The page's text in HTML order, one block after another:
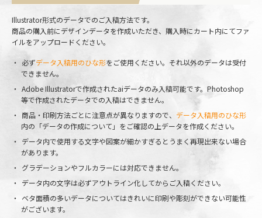
Illustrator形式のデータでのご入稿方法です。
商品の購入前にデザインデータを作成いただき、購入時にカート内にてファ
イルをアップロードください。
必ずデータ入稿用のひな形をご使用ください。それ以外のデータは受付
できません。
Adobe Illustratorで作成されたaiデータのみ入稿可能です。Photoshop
等で作成されたデータでの入稿はできません。
商品・印刷方法ごとに注意点が異なりますので、 データ入稿用のひな形
内の「データの作成について」をご確認の上データを作成ください。
データ内で使用する文字や図案が細かすぎるとうまく再現出来ない場合
があります。
グラデーションやフルカラーには対応できません。
データ内の文字は必ずアウトライン化してからご入稿ください。
ベタ面積の多いデータについてはきれいに印刷や彫刻ができない可能性
がございます。